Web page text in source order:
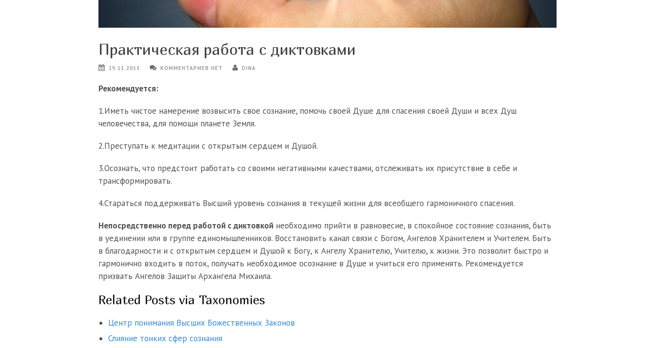
Практическая работа с диктовками
19.11.2013 КОММЕНТАРИЕВ НЕТ DINA
Рекомендуется:
1.Иметь чистое намерение возвысить свое сознание, помочь своей Душе для спасения своей Души и всех Душ
человечества, для помощи планете Земля.
2.Преступать к медитации с открытым сердцем и Душой.
3.Осознать, что предстоит работать со своими негативными качествами, отслеживать их присутствие в себе и
трансформировать.
4.Стараться поддерживать Высший уровень сознания в текущей жизни для всеобщего гармоничного спасения.
Непосредственно перед работой с диктовкой необходимо прийти в равновесие, в спокойное состояние сознания, быть
в уединении или в группе единомышленников. Восстановить канал связи с Богом, Ангелов Хранителем и Учителем. Быть
в благодарности и с открытым сердцем и Душой к Богу, к Ангелу Хранителю, Учителю, к жизни. Это позволит быстро и
гармонично входить в поток, получать необходимое осознание в Душе и учиться его применять. Рекомендуется
призвать Ангелов Защиты Архангела Михаила.
Related Posts via Taxonomies
Центр понимания Высших Божественных Законов
Слияние тонких сфер сознания